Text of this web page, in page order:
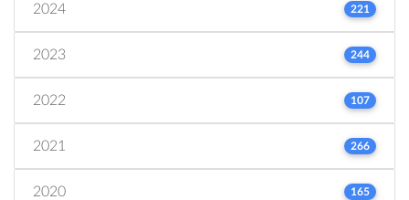
2024 221
2023 244
2022 107
2021 266
2020 165